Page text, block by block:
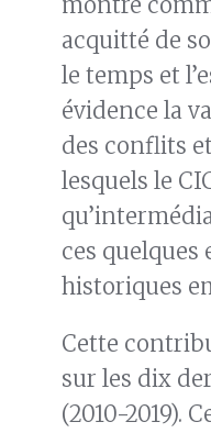
acquitté de
le temps et
évidence la
des conflits
lesquels le
ces quelques
historiques
Cette
sur les dix
(2010-2019).